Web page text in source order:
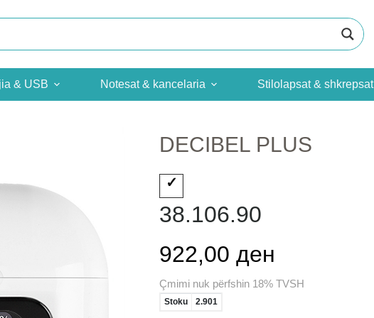
& USB Notesat & kancelaria Stilolapsat & shkrepsat
DECIBEL PLUS
38.106.90
922,00 ден
Çmimi nuk përfshin 18% TVSH
Stoku 2.901